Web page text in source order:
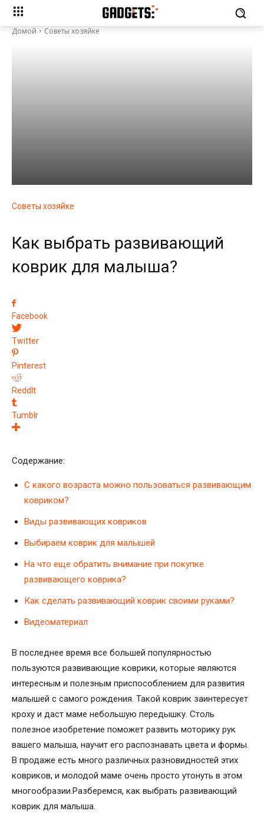
Домой Советы хозяйке
Советы хозяйке
Как выбрать развивающий
коврик для малыша?
Facebook
Twitter
Pinterest
ReddIt
Tumblr
Содержание:
С какого возраста можно пользоваться развивающим
ковриком?
Виды развивающих ковриков
Выбираем коврик для малышей
На что еще обратить внимание при покупке
развивающего коврика?
Как сделать развивающий коврик своими руками?
Видеоматериал
В последнее время все большей популярностью
пользуются развивающие коврики, которые являются
интересным и полезным приспособлением для развития
малышей с самого рождения. Такой коврик заинтересует
кроху и даст маме небольшую передышку. Столь
полезное изобретение поможет развить моторику рук
вашего малыша, научит его распознавать цвета и формы.
В продаже есть много различных разновидностей этих
ковриков, и молодой маме очень просто утонуть в этом
многообразии.Разберемся, как выбрать развивающий
коврик для малыша.